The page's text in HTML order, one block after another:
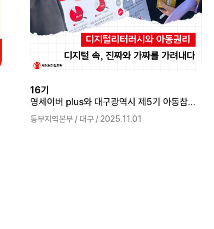
16기
영세이버 plus와 대구광역시 제5기 아동참여위원회가 함께하는 디지털 리터러시 캠페인 '디지털 속, 진짜와 가짜를 가려내다'
동부지역본부 / 대구 / 2025.11.01